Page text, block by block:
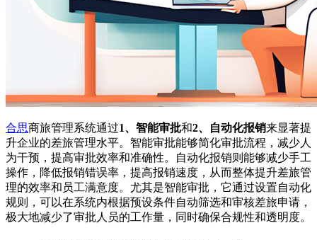
合思商旅管理系统通过1、智能审批和2、自动化报销来显著提
升企业的差旅管理水平。智能审批能够简化审批流程，减少人
为干预，提高审批效率和准确性。自动化报销则能够减少手工
操作，降低报销错误率，提高报销速度，从而整体提升差旅管
理的效率和员工满意度。尤其是智能审批，它通过设置自动化
规则，可以在系统内根据预设条件自动筛选和审核差旅申请，
极大地减少了审批人员的工作量，同时确保合规性和透明度。